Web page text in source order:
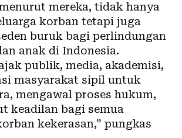
mereka, tidak hanya
korban tetapi juga
buruk bagi perlindungan
anak di Indonesia.
publik, media, akademisi,
masyarakat sipil untuk
mengawal proses hukum,
keadilan bagi semua
kekerasan,” pungkas